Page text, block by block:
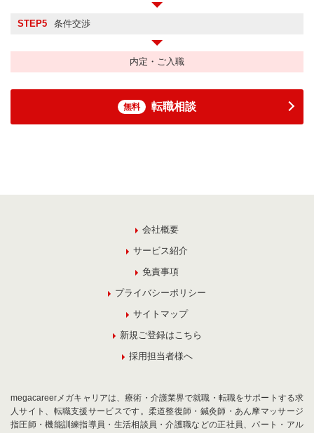
STEP5 条件交渉
内定・ご入職
無料 転職相談
会社概要
サービス紹介
免責事項
プライバシーポリシー
サイトマップ
新規ご登録はこちら
採用担当者様へ
megacareerメガキャリアは、療術・介護業界で就職・転職をサポートする求
人サイト、転職支援サービスです。柔道整復師・鍼灸師・あん摩マッサージ
指圧師・機能訓練指導員・生活相談員・介護職などの正社員、パート・アル